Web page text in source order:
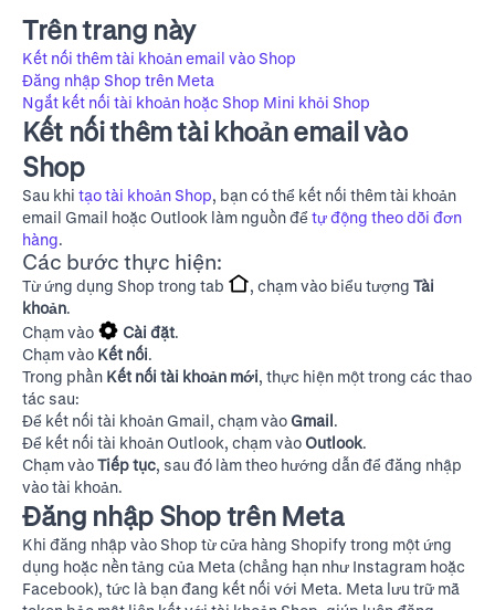
Trên trang này
Kết nối thêm tài khoản email vào Shop
Đăng nhập Shop trên Meta
Ngắt kết nối tài khoản hoặc Shop Mini khỏi Shop
Kết nối thêm tài khoản email vào
Shop
Sau khi tạo tài khoản Shop, bạn có thể kết nối thêm tài khoản
email Gmail hoặc Outlook làm nguồn đểtự động theo dõi đơn
hàng.
Các bước thực hiện:
Từ ứng dụng Shop trong tab , chạm vào biểu tượng Tài
khoản.
Chạm vào
Cài đặt.
Chạm vào Kết nối.
Trong phần Kết nối tài khoản mới, thực hiện một trong các thao
tác sau:
Để kết nối tài khoản Gmail, chạm vào Gmail.
Để kết nối tài khoản Outlook, chạm vào Outlook.
Chạm vàoTiếp tục, sau đó làm theo hướng dẫn để đăng nhập
vào tài khoản.
Đăng nhập Shop trên Meta
Khi đăng nhập vào Shop từ cửa hàng Shopify trong một ứng
dụng hoặc nền tảng của Meta (chẳng hạn như Instagram hoặc
Facebook), tức là bạn đang kết nối với Meta. Meta lưu trữ mã